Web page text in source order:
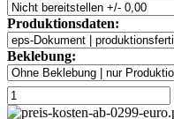
Produktionsdaten:
Beklebung: